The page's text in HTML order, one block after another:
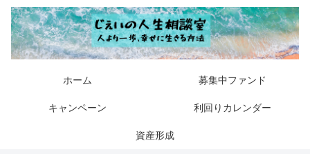
ホーム 募集中ファンド
キャンペーン 利回りカレンダー
資産形成